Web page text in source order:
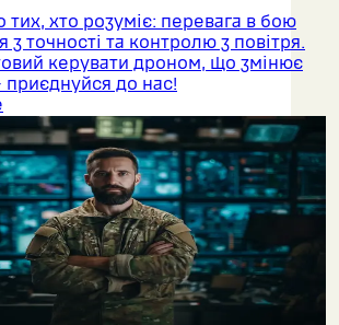
хто розуміє: перевага в бою
з точності та контролю з повітря.
керувати дроном, що змінює
приєднуйся до нас!